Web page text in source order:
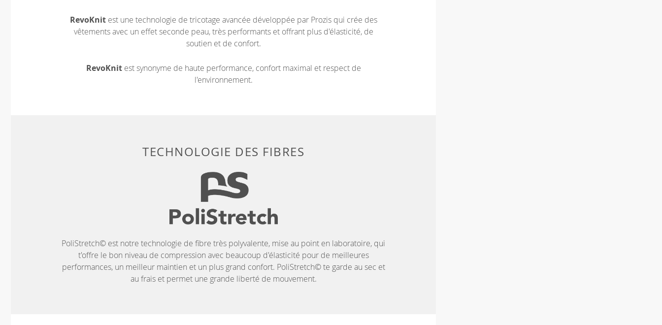
RevoKnitest une technologie de tricotage avancée développée par Prozis qui crée des
vêtements avec un effet seconde peau, très performants et offrant plus d'élasticité, de
soutien et de confort.
RevoKnitest synonyme de haute performance, confort maximal et respect de
l'environnement.
TECHNOLOGIE DES FIBRES
PoliStretch© est notre technologie de fibre très polyvalente, mise au point en laboratoire, qui
t'offre le bon niveau de compression avec beaucoup d'élasticité pour de meilleures
performances, un meilleur maintien et un plus grand confort. PoliStretch© te garde au sec et
au frais et permet une grande liberté de mouvement.